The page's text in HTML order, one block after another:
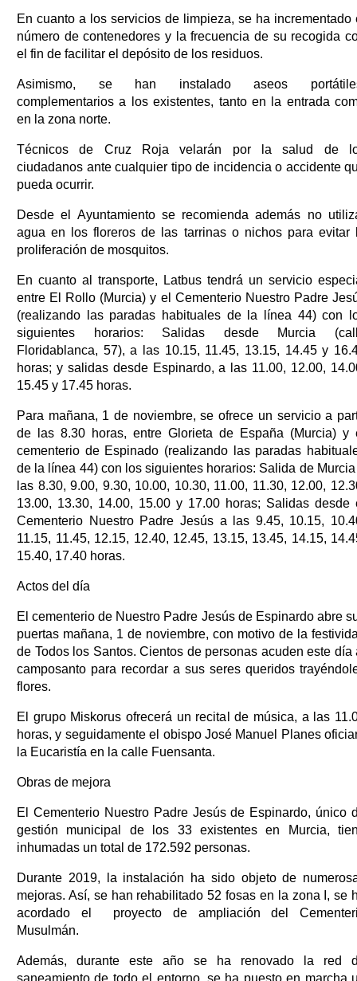
En cuanto a los servicios de limpieza, se ha incrementado
número de contenedores y la frecuencia de su recogida
el fin de facilitar el depósito de los residuos.
Asimismo, se han instalado aseos
complementarios a los existentes, tanto en la entrada
en la zona norte.
Técnicos de Cruz Roja velarán por la salud de
ciudadanos ante cualquier tipo de incidencia o accidente
pueda ocurrir.
Desde el Ayuntamiento se recomienda además no
agua en los floreros de las tarrinas o nichos para evitar
proliferación de mosquitos.
En cuanto al transporte, Latbus tendrá un servicio
entre El Rollo (Murcia) y el Cementerio Nuestro Padre
(realizando las paradas habituales de la línea 44) con
siguientes horarios: Salidas desde Murcia
Floridablanca, 57), a las 10.15, 11.45, 13.15, 14.45 y
horas; y salidas desde Espinardo, a las 11.00, 12.00,
15.45 y 17.45 horas.
Para mañana, 1 de noviembre, se ofrece un servicio a
de las 8.30 horas, entre Glorieta de España (Murcia) y
cementerio de Espinado (realizando las paradas
de la línea 44) con los siguientes horarios: Salida de
las 8.30, 9.00, 9.30, 10.00, 10.30, 11.00, 11.30, 12.00,
13.00, 13.30, 14.00, 15.00 y 17.00 horas; Salidas desde
Cementerio Nuestro Padre Jesús a las 9.45, 10.15,
11.15, 11.45, 12.15, 12.40, 12.45, 13.15, 13.45, 14.15,
15.40, 17.40 horas.
Actos del día
El cementerio de Nuestro Padre Jesús de Espinardo abre
puertas mañana, 1 de noviembre, con motivo de la
de Todos los Santos. Cientos de personas acuden este día
camposanto para recordar a sus seres queridos
flores.
El grupo Miskorus ofrecerá un recital de música, a las
horas, y seguidamente el obispo José Manuel Planes
la Eucaristía en la calle Fuensanta.
Obras de mejora
El Cementerio Nuestro Padre Jesús de Espinardo, único
gestión municipal de los 33 existentes en Murcia,
inhumadas un total de 172.592 personas.
Durante 2019, la instalación ha sido objeto de
mejoras. Así, se han rehabilitado 52 fosas en la zona I, se
acordado el proyecto de ampliación del
Musulmán.
Además, durante este año se ha renovado la red
saneamiento de todo el entorno, se ha puesto en marcha